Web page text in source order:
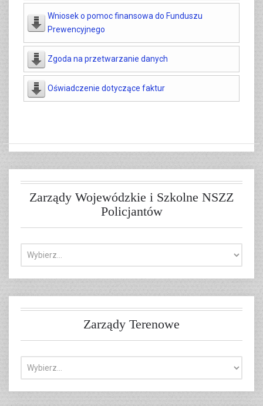
Wniosek o pomoc finansowa do Funduszu
Prewencyjnego
Zgoda na przetwarzanie danych
Oświadczenie dotyczące faktur
Zarządy Wojewódzkie i Szkolne NSZZ
Policjantów
Zarządy Terenowe